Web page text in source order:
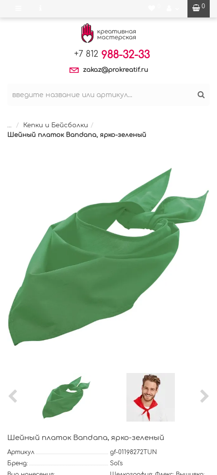
0
+7 812 988-32-33
zakaz@prokreatif.ru
...
Кепки и Бейсболки
Шейный платок Bandana, ярко-зеленый
Шейный платок Bandana, ярко-зеленый
Артикул
gf-01198272TUN
Бренд:
Sol's